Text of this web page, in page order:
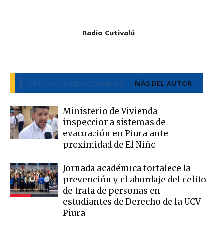
Radio Cutivalú
ARTÍCULOS RELACIONADOS MÁS DEL AUTOR
Ministerio de Vivienda
inspecciona sistemas de
evacuación en Piura ante
proximidad de El Niño
Jornada académica fortalece la
prevención y el abordaje del delito
de trata de personas en
estudiantes de Derecho de la UCV
Piura